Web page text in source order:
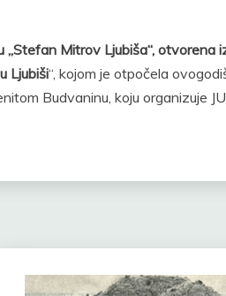
Mitrov Ljubiša“, otvorena
Ljubiši“, kojom je otpočela
Budvaninu, koju organizuje